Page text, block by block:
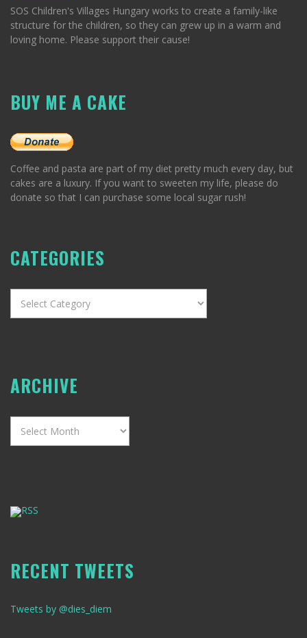
SOS Children's Villages Hungary works to create a family-like
structure for the children, so they can grew up in a warm and
loving home. Please support their cause!
BUY ME A CAKE
Coffee and pasta are part of my diet pretty much every day, but
cakes are a luxury. If you want to sweeten my life, please do
donate so that I can purchase some local sugar rush!
CATEGORIES
ARCHIVE
RSS
RECENT TWEETS
Tweets by @dies_diem